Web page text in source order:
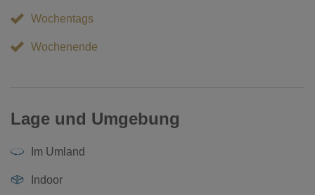
Wochentags
Wochenende
Lage und Umgebung
Im Umland
Indoor